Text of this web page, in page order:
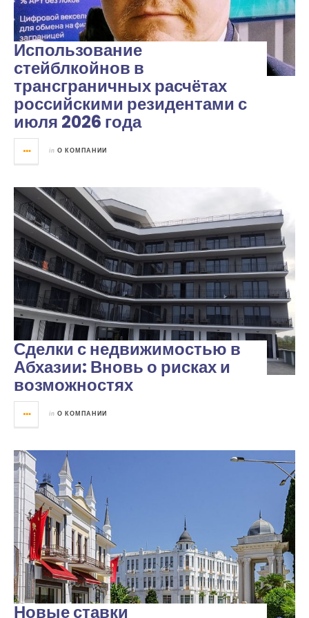
Использование
стейблкойнов в
трансграничных расчётах
российскими резидентами с
июля 2026 года
in О КОМПАНИИ
Сделки с недвижимостью в
Абхазии: Вновь о рисках и
возможностях
in О КОМПАНИИ
Новые ставки